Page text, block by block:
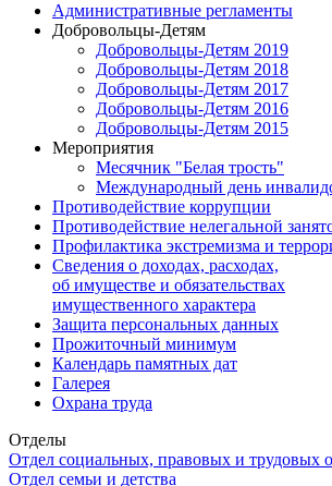
Административные регламенты
Добровольцы-Детям
Добровольцы-Детям 2019
Добровольцы-Детям 2018
Добровольцы-Детям 2017
Добровольцы-Детям 2016
Добровольцы-Детям 2015
Мероприятия
Месячник "Белая трость"
Международный день
Противодействие коррупции
Противодействие нелегальной
Профилактика экстремизма и
Сведения о доходах, расходах,
об имуществе и обязательствах
имущественного характера
Защита персональных данных
Прожиточный минимум
Календарь памятных дат
Галерея
Охрана труда
Отделы
Отдел социальных, правовых и трудовых
Отдел семьи и детства